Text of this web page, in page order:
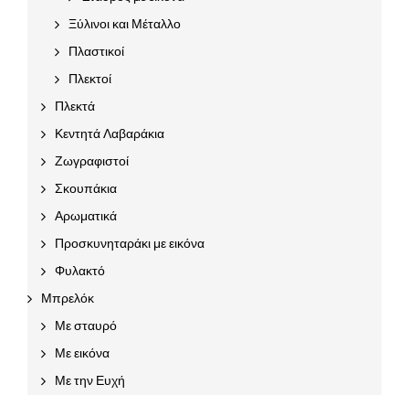
Ξύλινοι και Μέταλλο
Πλαστικοί
Πλεκτοί
Πλεκτά
Κεντητά Λαβαράκια
Ζωγραφιστοί
Σκουπάκια
Αρωματικά
Προσκυνηταράκι με εικόνα
Φυλακτό
Μπρελόκ
Με σταυρό
Με εικόνα
Με την Ευχή